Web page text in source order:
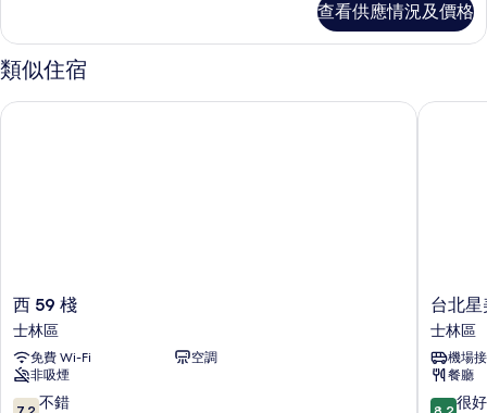
片
查看供應情況及價格
類似住宿
西
59
棧
士
林
區
西 59 棧
士林區
免費 Wi-Fi
空調
非吸煙
7.2 不錯
西 59 棧
台
北
星
美
休
閒
台北
士林區
機場
餐廳
8.2 很好
台北星